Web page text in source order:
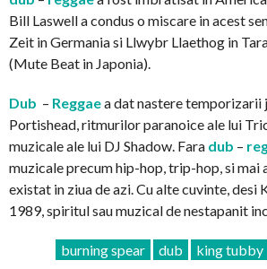
Bill Laswell a condus o miscare in acest
Zeit in Germania si Llwybr Llaethog in
(Mute Beat in Japonia).
Dub – Reggaea dat nastere temporizarii
Portishead, ritmurilor paranoice ale lui
muzicale ale lui DJ Shadow. Fara dub –
muzicale precum hip-hop, trip-hop, si mai
existat in ziua de azi. Cu alte cuvinte, desi
1989, spiritul sau muzical de nestapanit
burning spear dub king tubby